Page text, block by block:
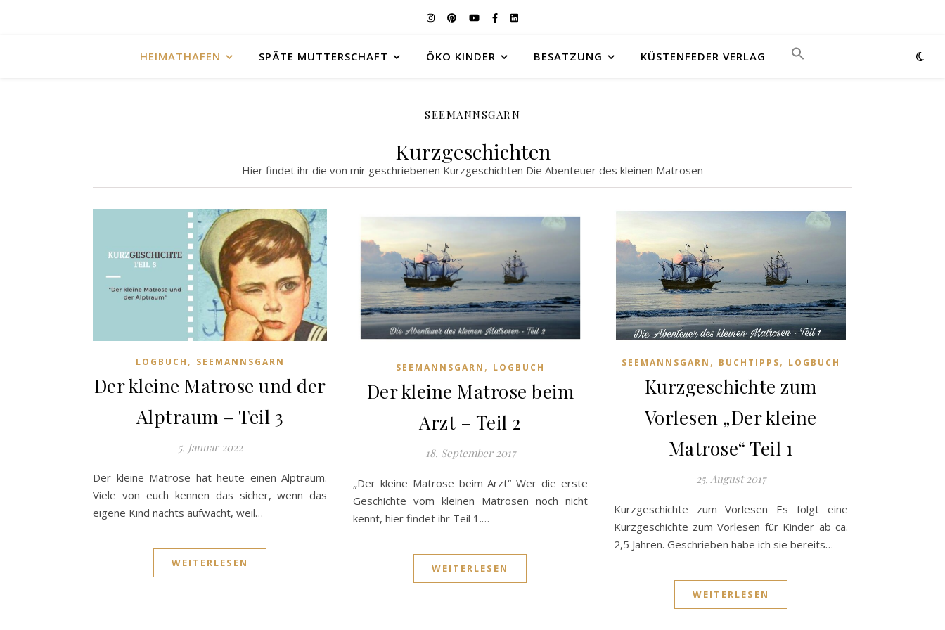
HEIMATHAFEN SPÄTE MUTTERSCHAFT ÖKO KINDER BESATZUNG KÜSTENFEDER VERLAG
SEEMANNSGARN
Kurzgeschichten
Hier findet ihr die von mir geschriebenen Kurzgeschichten Die Abenteuer des kleinen Matrosen
LOGBUCH , SEEMANNSGARN
Der kleine Matrose und der
Alptraum – Teil 3
5. Januar 2022
Der kleine Matrose hat heute einen Alptraum.
Viele von euch kennen das sicher, wenn das
eigene Kind nachts aufwacht, weil…
WEITERLESEN
SEEMANNSGARN , LOGBUCH
Der kleine Matrose beim
Arzt – Teil 2
18. September 2017
„Der kleine Matrose beim Arzt“ Wer die erste
Geschichte vom kleinen Matrosen noch nicht
kennt, hier findet ihr Teil 1.…
WEITERLESEN
SEEMANNSGARN , BUCHTIPPS, LOGBUCH
Kurzgeschichte zum
Vorlesen „Der kleine
Matrose“ Teil 1
25. August 2017
Kurzgeschichte zum Vorlesen Es folgt eine
Kurzgeschichte zum Vorlesen für Kinder ab ca.
2,5 Jahren. Geschrieben habe ich sie bereits…
WEITERLESEN